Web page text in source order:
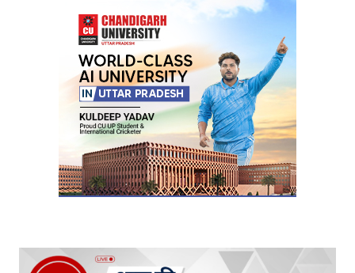
Your E-mail*
Submit Comment